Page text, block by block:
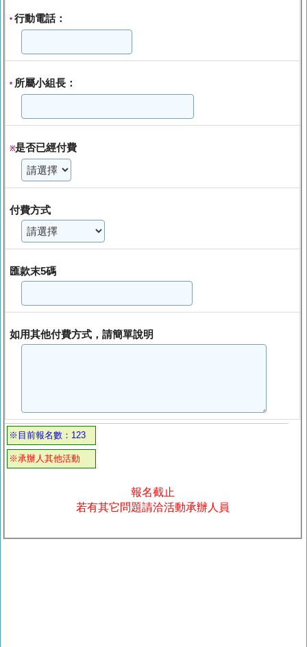
* 行動電話：
* 所屬小組長：
※是否已經付費
付費方式
匯款末5碼
如用其他付費方式，請簡單說明
※目前報名數：123
※承辦人其他活動
報名截止
若有其它問題請洽活動承辦人員